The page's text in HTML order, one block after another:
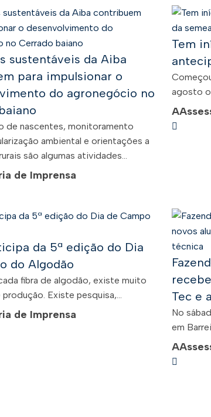
sustentáveis da Aiba
para impulsionar o
do agronegócio no
de nascentes, monitoramento
ambiental e orientações a
são algumas atividades...
de Imprensa
Tem
agosto o
A
da 5ª edição do Dia
do Algodão
fibra de algodão, existe muito
Existe pesquisa,...
de Imprensa
Tec e
No
em
A